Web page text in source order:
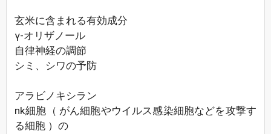
玄米に含まれる有効成分
γ-オリザノール
自律神経の調節
シミ、シワの予防
アラビノキシラン
nk細胞（ がん細胞やウイルス感染細胞などを攻撃す
る細胞 ）の